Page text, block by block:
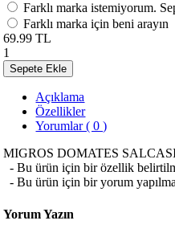
Farklı marka istemiyorum.
Farklı marka için beni arayın
69.99 TL
1
Sepete Ekle
Açıklama
Özellikler
Yorumlar ( 0 )
MIGROS DOMATES
- Bu ürün için bir özellik
- Bu ürün için bir yorum
Yorum Yazın